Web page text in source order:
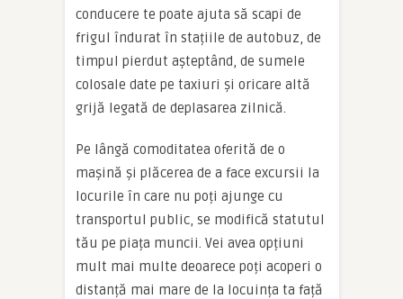
conducere te poate ajuta să scapi de
frigul îndurat în stațiile de autobuz, de
timpul pierdut așteptând, de sumele
colosale date pe taxiuri și oricare altă
grijă legată de deplasarea zilnică.
Pe lângă comoditatea oferită de o
mașină și plăcerea de a face excursii la
locurile în care nu poți ajunge cu
transportul public, se modifică statutul
tău pe piața muncii. Vei avea opțiuni
mult mai multe deoarece poți acoperi o
distanță mai mare de la locuința ta față